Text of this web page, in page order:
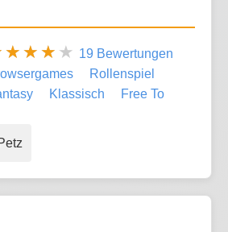
19 Bewertungen
Rollenspiel
Klassisch
Free To